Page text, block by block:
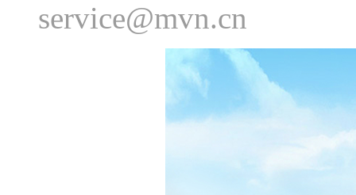
service@mvn.cn